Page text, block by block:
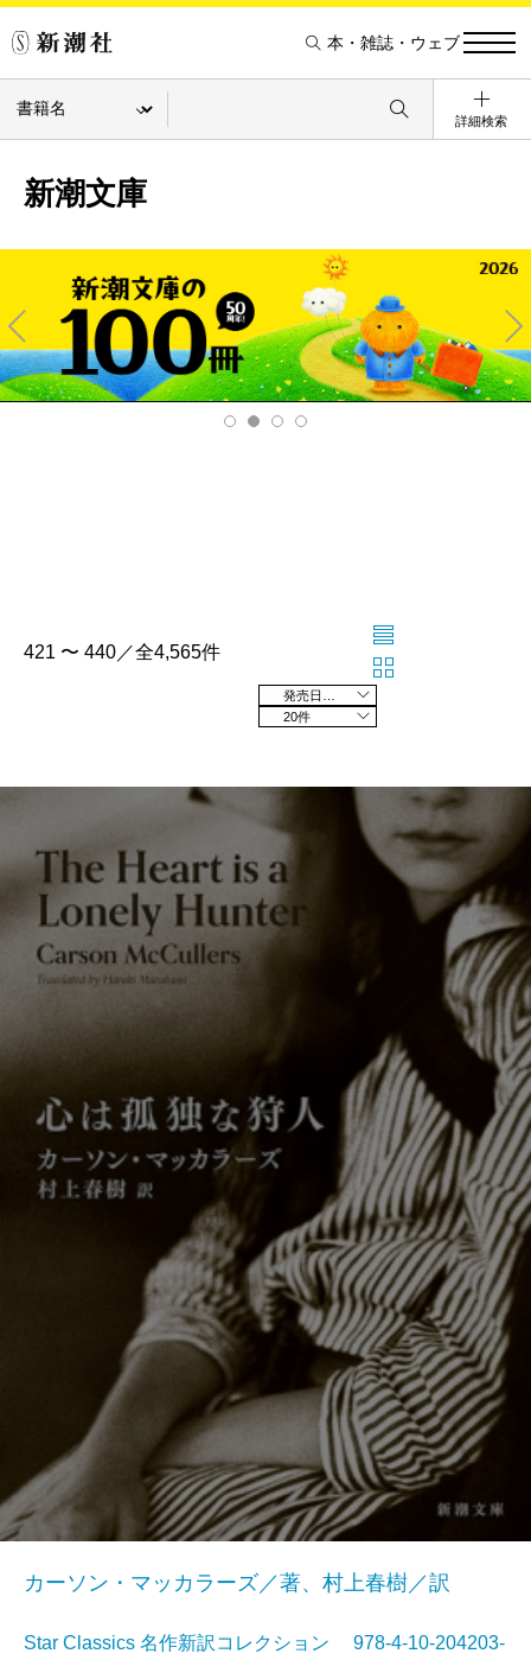
本・雑誌・ウェブ
詳細検索
新潮文庫
Pre
v
Ne
xt
421 〜 440／全4,565件
20件
カーソン・マッカラーズ／著、村上春樹／訳
Star Classics 名作新訳コレクション 978-4-10-204203-